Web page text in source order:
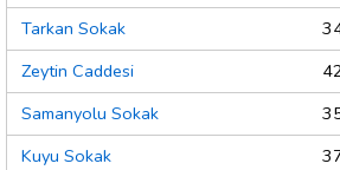
Tarkan Sokak
Zeytin Caddesi
Samanyolu Sokak
Kuyu Sokak